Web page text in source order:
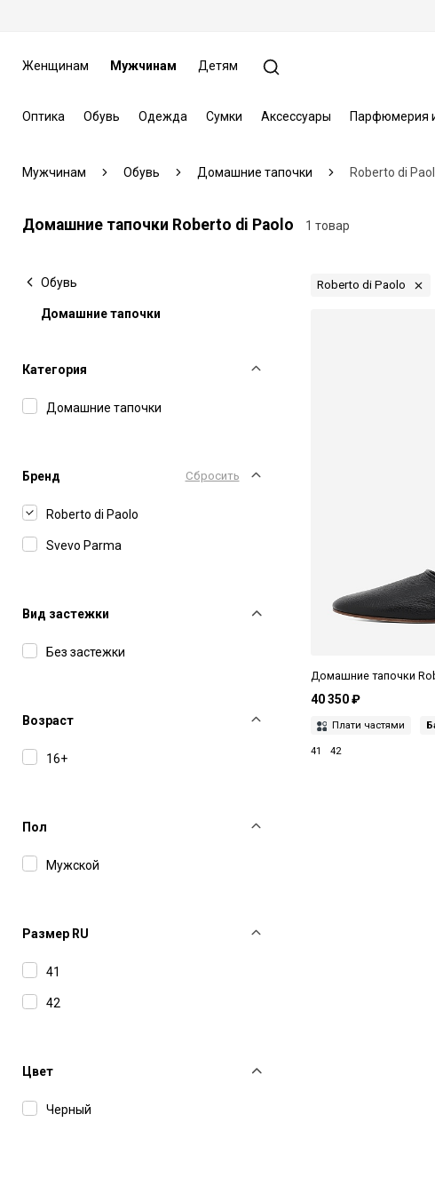
Женщинам Мужчинам Детям
Оптика Обувь Одежда Сумки Аксессуары Парфюмерия
Мужчинам Обувь Домашние тапочки Roberto di
Домашние тапочки Roberto di Paolo 1 товар
Обувь
Домашние тапочки
Категория
Домашние тапочки
Бренд Сбросить
Roberto di Paolo
Svevo Parma
Вид застежки
Без застежки
Возраст
16+
Пол
Мужской
Размер RU
41
42
Цвет
Черный
Roberto di Paolo
Домашние тапочки
40 350 ₽
Плати частями
41 42